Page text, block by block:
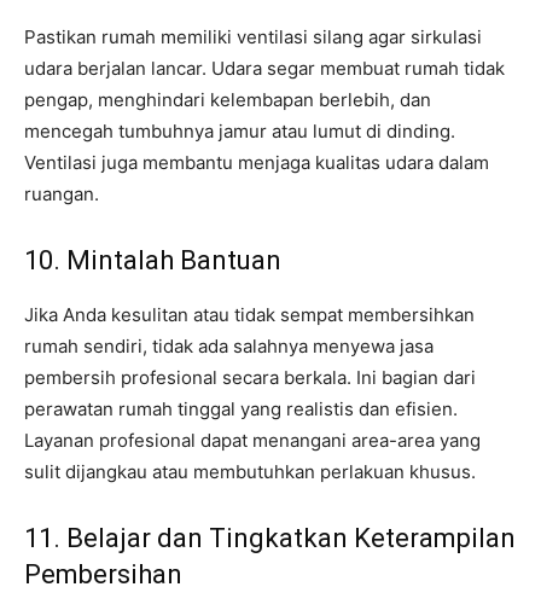
Pastikan rumah memiliki ventilasi silang agar sirkulasi
udara berjalan lancar. Udara segar membuat rumah tidak
pengap, menghindari kelembapan berlebih, dan
mencegah tumbuhnya jamur atau lumut di dinding.
Ventilasi juga membantu menjaga kualitas udara dalam
ruangan.
10. Mintalah Bantuan
Jika Anda kesulitan atau tidak sempat membersihkan
rumah sendiri, tidak ada salahnya menyewa jasa
pembersih profesional secara berkala. Ini bagian dari
perawatan rumah tinggal yang realistis dan efisien.
Layanan profesional dapat menangani area-area yang
sulit dijangkau atau membutuhkan perlakuan khusus.
11. Belajar dan Tingkatkan Keterampilan
Pembersihan